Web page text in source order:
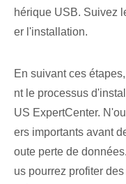
hérique USB. Suivez
er l'installation.
En suivant ces
nt le processus
US ExpertCenter.
ers importants avant
oute perte de
us pourrez profiter